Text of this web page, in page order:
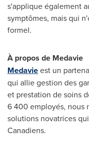
s'applique également
symptômes, mais qui
formel.
À propos de Medavie
Medavieest un
qui allie gestion des
et prestation de soins
6 400 employés, nous
solutions novatrices
Canadiens.